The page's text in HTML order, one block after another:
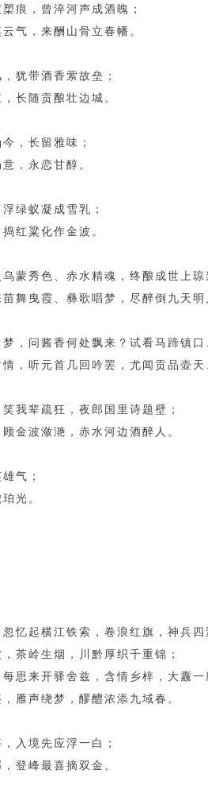
痕，曾淬河声成酒魄；
气，来酬山骨立春幡。
犹带酒香萦故垒；
长随贡酿壮边城。
，长留雅味；
，永恋甘醇。
绿蚁凝成雪乳；
红粱化作金波。
蒙秀色、赤水精魂，终酿成世上琼
舞曳霞、彝歌唱梦，尽醉倒九天明
，问酱香何处飘来？试看马蹄镇
，听元首几回吟罢，尤闻贡品壶天
我辈疏狂，夜郎国里诗题壁；
金波潋滟，赤水河边酒醉人。
气；
光。
忆起横江铁索，卷浪红旗，神兵
茶岭生烟，川黔厚织千重锦；
思来开驿舍兹，含情乡梓，大纛
雁声绕梦，醪醴浓添九域春。
入境先应浮一白；
登峰最喜摘双金。